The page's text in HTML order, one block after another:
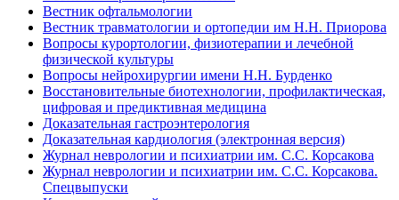
Вестник офтальмологии
Вестник травматологии и ортопедии им Н.Н. Приорова
Вопросы курортологии, физиотерапии и лечебной
физической культуры
Вопросы нейрохирургии имени Н.Н. Бурденко
Восстановительные биотехнологии, профилактическая,
цифровая и предиктивная медицина
Доказательная гастроэнтерология
Доказательная кардиология (электронная версия)
Журнал неврологии и психиатрии им. С.С. Корсакова
Журнал неврологии и психиатрии им. С.С. Корсакова.
Спецвыпуски